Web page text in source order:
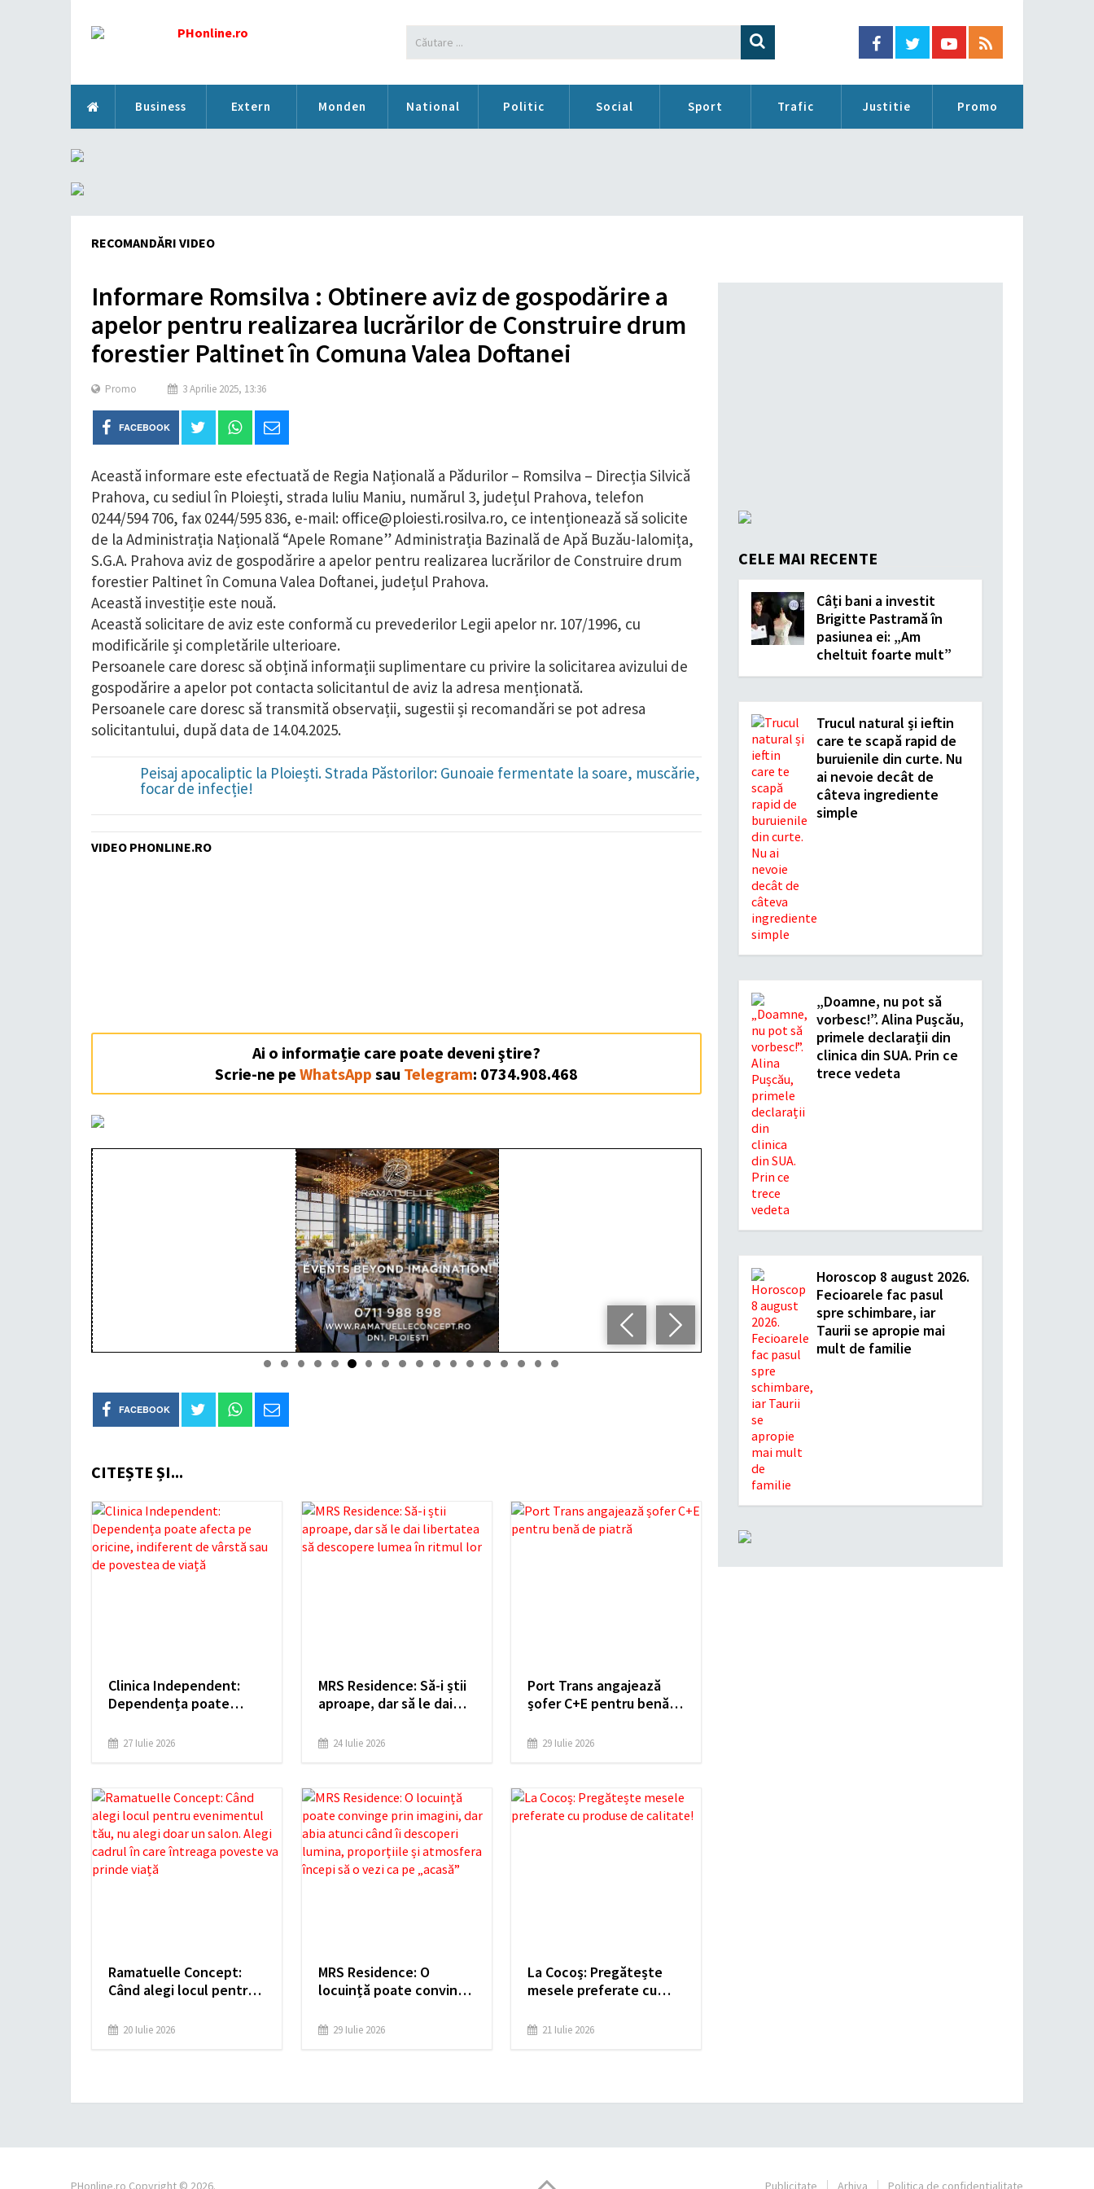
Business Extern Monden National Politic Social Sport Trafic Justitie Promo
RECOMANDĂRI VIDEO
Informare Romsilva : Obtinere aviz de gospodărire a
apelor pentru realizarea lucrărilor de Construire drum
forestier Paltinet în Comuna Valea Doftanei
Promo 3 Aprilie 2025, 13:36
FACEBOOK
Această informare este efectuată de Regia Națională a Pădurilor – Romsilva – Direcția Silvică
Prahova, cu sediul în Ploiești, strada Iuliu Maniu, numărul 3, județul Prahova, telefon
0244/594 706, fax 0244/595 836, e-mail: office@ploiesti.rosilva.ro, ce intenționează să solicite
de la Administrația Națională “Apele Romane” Administrația Bazinală de Apă Buzău-Ialomița,
S.G.A. Prahova aviz de gospodărire a apelor pentru realizarea lucrărilor de Construire drum
forestier Paltinet în Comuna Valea Doftanei, județul Prahova.
Această investiție este nouă.
Această solicitare de aviz este conformă cu prevederilor Legii apelor nr. 107/1996, cu
modificările și completările ulterioare.
Persoanele care doresc să obțină informații suplimentare cu privire la solicitarea avizului de
gospodărire a apelor pot contacta solicitantul de aviz la adresa menționată.
Persoanele care doresc să transmită observații, sugestii și recomandări se pot adresa
solicitantului, după data de 14.04.2025.
Peisaj apocaliptic la Ploiești. Strada Păstorilor: Gunoaie fermentate la soare, muscărie,
focar de infecție!
VIDEO PHONLINE.RO
Ai o informație care poate deveni ştire?
Scrie-ne peWhatsApp sau Telegram: 0734.908.468
FACEBOOK
CITEȘTE ȘI...
Clinica Independent:
Dependența poate
indiferent de vârstă sau
27 Iulie 2026
MRS Residence: Să-i știi
aproape, dar să le dai
lumea în ritmul lor
24 Iulie 2026
Port Trans angajează
șofer C+E pentru benă
29 Iulie 2026
Ramatuelle Concept:
Când alegi locul pentru
alegi doar un salon.
20 Iulie 2026
MRS Residence: O
locuință poate convinge
atunci când îi descoperi
29 Iulie 2026
La Cocoș: Pregătește
mesele preferate cu
21 Iulie 2026
CELE MAI RECENTE
Câți bani a investit
Brigitte Pastramă în
pasiunea ei: „Am
cheltuit foarte mult”
Trucul natural și ieftin
care te scapă rapid de
buruienile din curte. Nu
ai nevoie decât de
câteva ingrediente
simple
„Doamne, nu pot să
vorbesc!”. Alina Pușcău,
primele declarații din
clinica din SUA. Prin ce
trece vedeta
Horoscop 8 august 2026.
Fecioarele fac pasul
spre schimbare, iar
Taurii se apropie mai
mult de familie
PHonline.ro Copyright © 2026. Publicitate Arhiva Politica de confidențialitate